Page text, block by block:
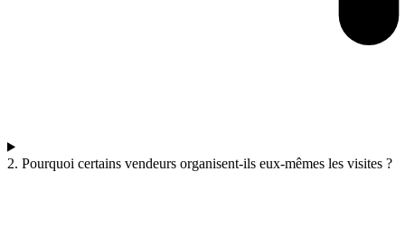
2. Pourquoi certains vendeurs organisent-ils eux-mêmes les visites ?